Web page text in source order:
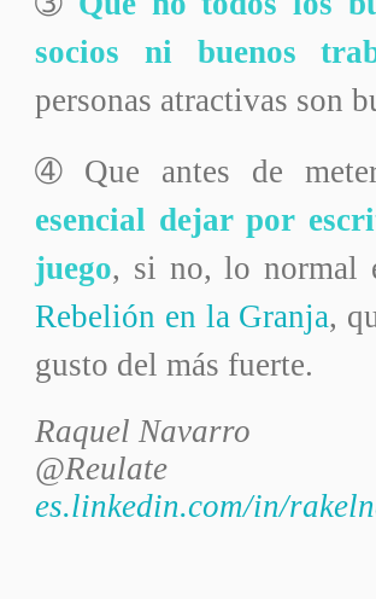
socios ni buenos
personas atractivas son
➃ Que antes de
esencial dejar por
juego, si no, lo normal
Rebelión en la Granja,
gusto del más fuerte.
Raquel Navarro
@Reulate
es.linkedin.com/in/